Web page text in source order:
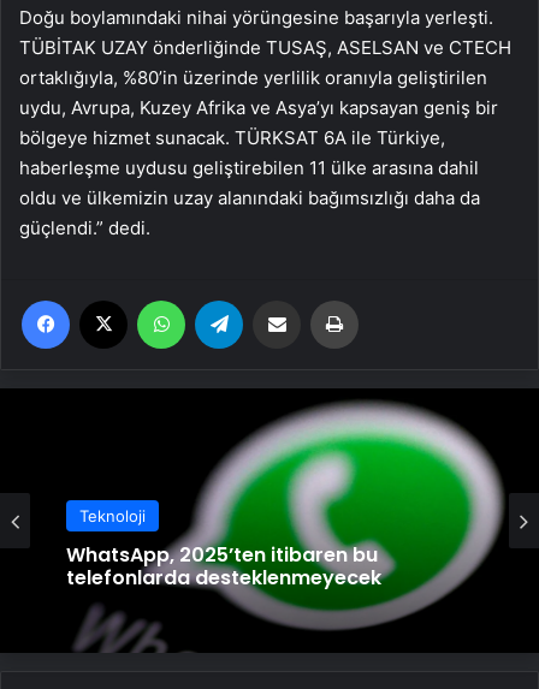
Doğu boylamındaki nihai yörüngesine başarıyla yerleşti.
TÜBİTAK UZAY önderliğinde TUSAŞ, ASELSAN ve CTECH
ortaklığıyla, %80’in üzerinde yerlilik oranıyla geliştirilen
uydu, Avrupa, Kuzey Afrika ve Asya’yı kapsayan geniş bir
bölgeye hizmet sunacak. TÜRKSAT 6A ile Türkiye,
haberleşme uydusu geliştirebilen 11 ülke arasına dahil
oldu ve ülkemizin uzay alanındaki bağımsızlığı daha da
güçlendi.” dedi.
Facebook WhatsApp Email'den paylaş
Teknoloji
WhatsApp, 2025’ten itibaren bu
telefonlarda desteklenmeyecek